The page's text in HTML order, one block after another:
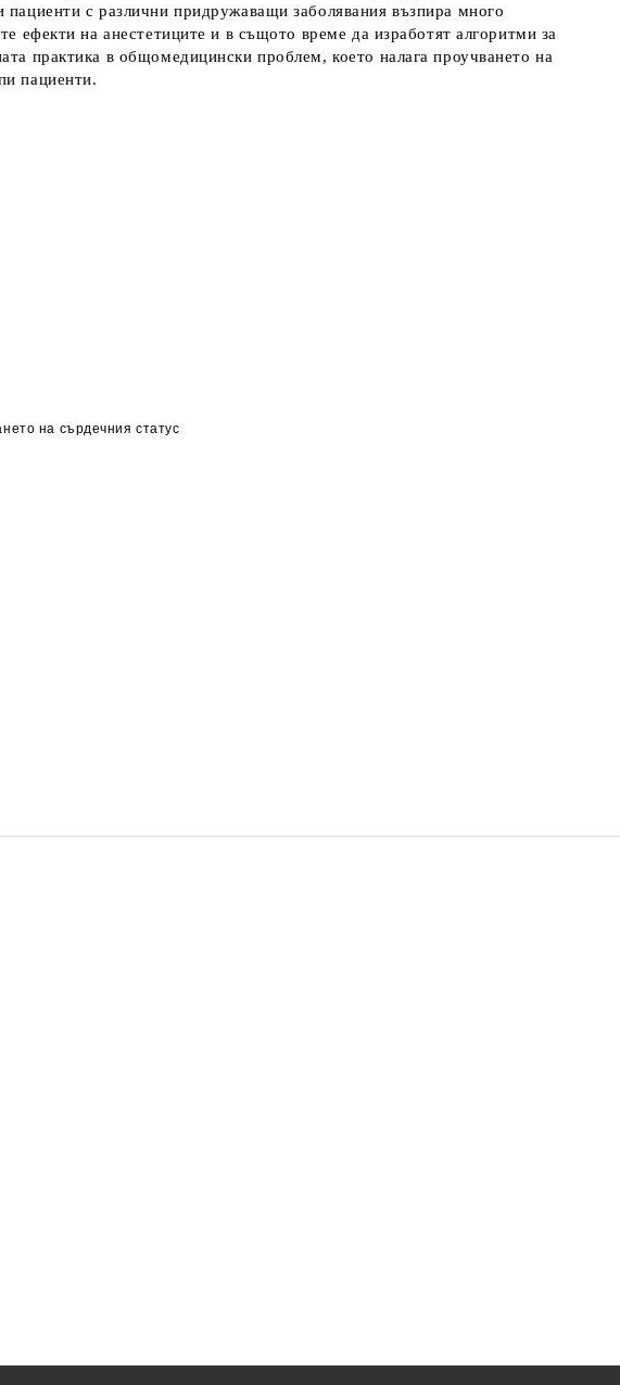
с различни придружаващи заболявания възпира много
ефекти на анестетиците и в същото време да изработят алгоритми за
практика в общомедицински проблем, което налага проучването на
пациенти.
на сърдечния статус